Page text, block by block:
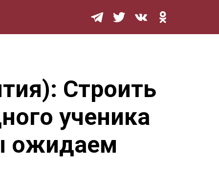
Строить
ученика
ожидаем